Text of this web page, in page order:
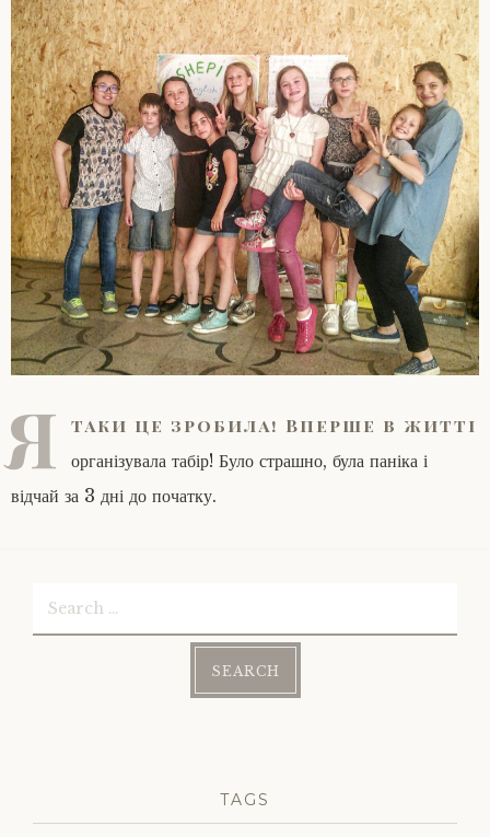
Я таки це зробила! Вперше в житті
організувала табір! Було страшно, була паніка і
відчай за 3 дні до початку.
TAGS